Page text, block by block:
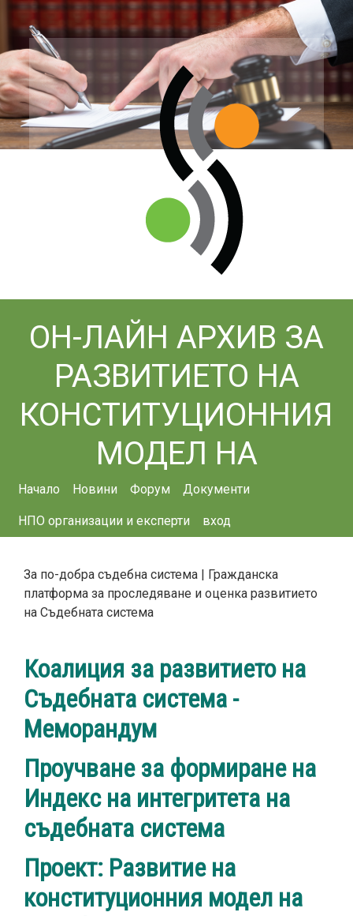
Премини
към
основното
съдържание
ОН-ЛАЙН АРХИВ ЗА
РАЗВИТИЕТО НА
КОНСТИТУЦИОННИЯ
МОДЕЛ НА
СЪДЕБНАТА ВЛАСТ
Main navigation
Начало Новини Форум Документи
НПО организации и експерти вход
За по-добра съдебна система | Гражданска
платформа за проследяване и оценка развитието
на Съдебната система
Коалиция за развитието на
Съдебната система -
Меморандум
Проучване за формиране на
Индекс на интегритета на
съдебната система
Проект: Развитие на
конституционния модел на